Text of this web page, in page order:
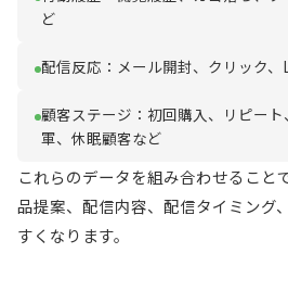
ど
配信反応：メール開封、クリック、
顧客ステージ：初回購入、リピー
軍、休眠顧客など
これらのデータを組み合わせること
品提案、配信内容、配信タイミング
すくなります。